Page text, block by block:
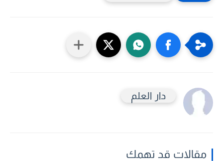
دار العلم
مقالات قد تهمك